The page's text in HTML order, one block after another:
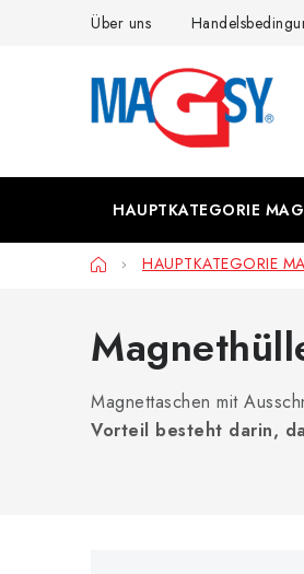
Über uns
HAUPTKATEGORIE
StartseiteHAUPTKATEGORIE
Magnettaschen mit
Vorteil besteht darin,